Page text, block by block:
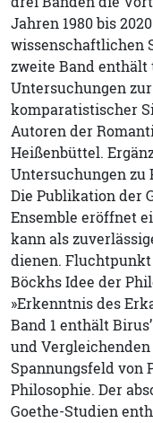
Jahren 1980 bis
wissenschaftlichen
zweite Band
Untersuchungen
komparatistischer
Autoren der
Heißenbüttel.
Untersuchungen zu
Die Publikation der
Ensemble eröffnet
kann als
dienen.
Böckhs Idee der
»Erkenntnis des
Band 1 enthält
und
Spannungsfeld von
Philosophie. Der
Goethe-Studien